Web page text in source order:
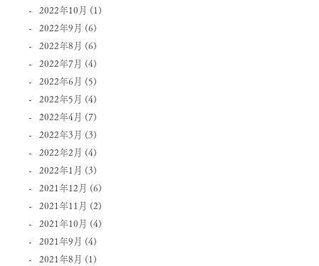
2022年10月 (1)
2022年9月 (6)
2022年8月 (6)
2022年7月 (4)
2022年6月 (5)
2022年5月 (4)
2022年4月 (7)
2022年3月 (3)
2022年2月 (4)
2022年1月 (3)
2021年12月 (6)
2021年11月 (2)
2021年10月 (4)
2021年9月 (4)
2021年8月 (1)